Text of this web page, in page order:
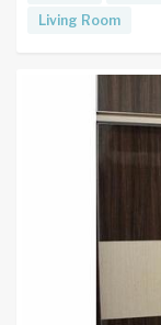
Living Room